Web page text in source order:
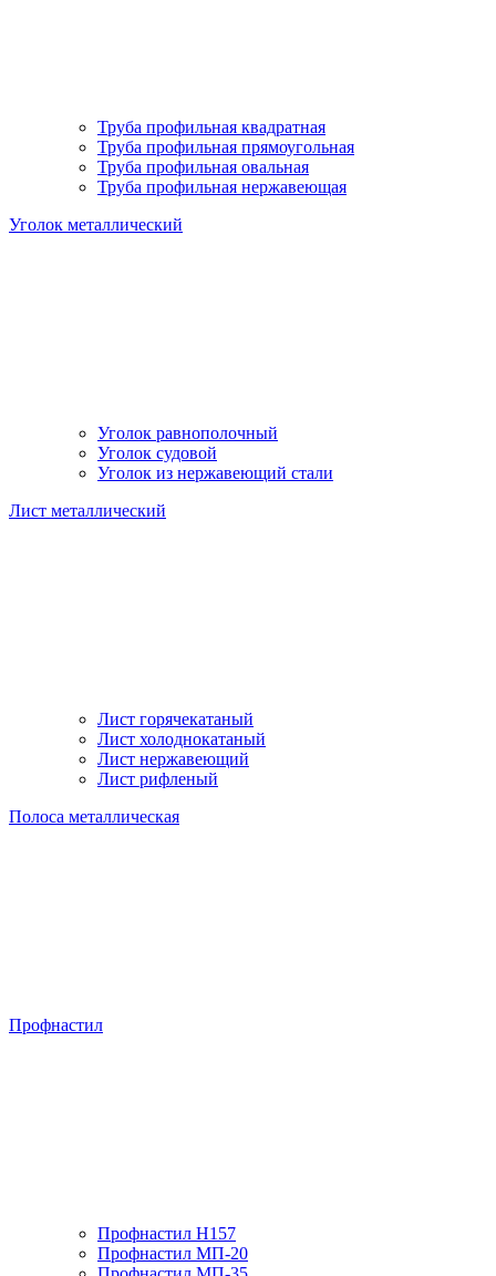
Труба профильная квадратная
Труба профильная прямоугольная
Труба профильная овальная
Труба профильная нержавеющая
Уголок металлический
Уголок равнополочный
Уголок судовой
Уголок из нержавеющий стали
Лист металлический
Лист горячекатаный
Лист холоднокатаный
Лист нержавеющий
Лист рифленый
Полоса металлическая
Профнастил
Профнастил H157
Профнастил МП-20